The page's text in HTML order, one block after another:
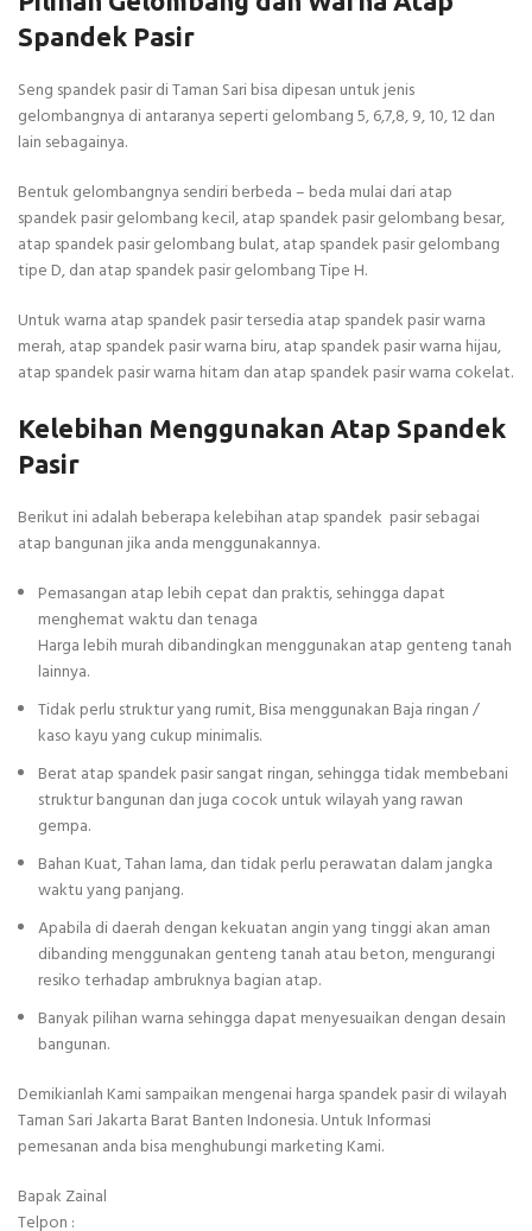
Spandek Pasir
Seng spandek pasir di Taman Sari bisa dipesan untuk jenis
gelombangnya di antaranya seperti gelombang 5, 6,7,8, 9, 10, 12 dan
lain sebagainya.
Bentuk gelombangnya sendiri berbeda – beda mulai dari atap
spandek pasir gelombang kecil, atap spandek pasir gelombang besar,
atap spandek pasir gelombang bulat, atap spandek pasir gelombang
tipe D, dan atap spandek pasir gelombang Tipe H.
Untuk warna atap spandek pasir tersedia atap spandek pasir warna
merah, atap spandek pasir warna biru, atap spandek pasir warna hijau,
atap spandek pasir warna hitam dan atap spandek pasir warna cokelat.
Kelebihan Menggunakan Atap Spandek
Pasir
Berikut ini adalah beberapa kelebihan atap spandek pasir sebagai
atap bangunan jika anda menggunakannya.
Pemasangan atap lebih cepat dan praktis, sehingga dapat
menghemat waktu dan tenaga
Harga lebih murah dibandingkan menggunakan atap genteng tanah
lainnya.
Tidak perlu struktur yang rumit, Bisa menggunakan Baja ringan /
kaso kayu yang cukup minimalis.
Berat atap spandek pasir sangat ringan, sehingga tidak membebani
struktur bangunan dan juga cocok untuk wilayah yang rawan
gempa.
Bahan Kuat, Tahan lama, dan tidak perlu perawatan dalam jangka
waktu yang panjang.
Apabila di daerah dengan kekuatan angin yang tinggi akan aman
dibanding menggunakan genteng tanah atau beton, mengurangi
resiko terhadap ambruknya bagian atap.
Banyak pilihan warna sehingga dapat menyesuaikan dengan desain
bangunan.
Demikianlah Kami sampaikan mengenai harga spandek pasir di wilayah
Taman Sari Jakarta Barat Banten Indonesia. Untuk Informasi
pemesanan anda bisa menghubungi marketing Kami.
Bapak Zainal
Telpon :